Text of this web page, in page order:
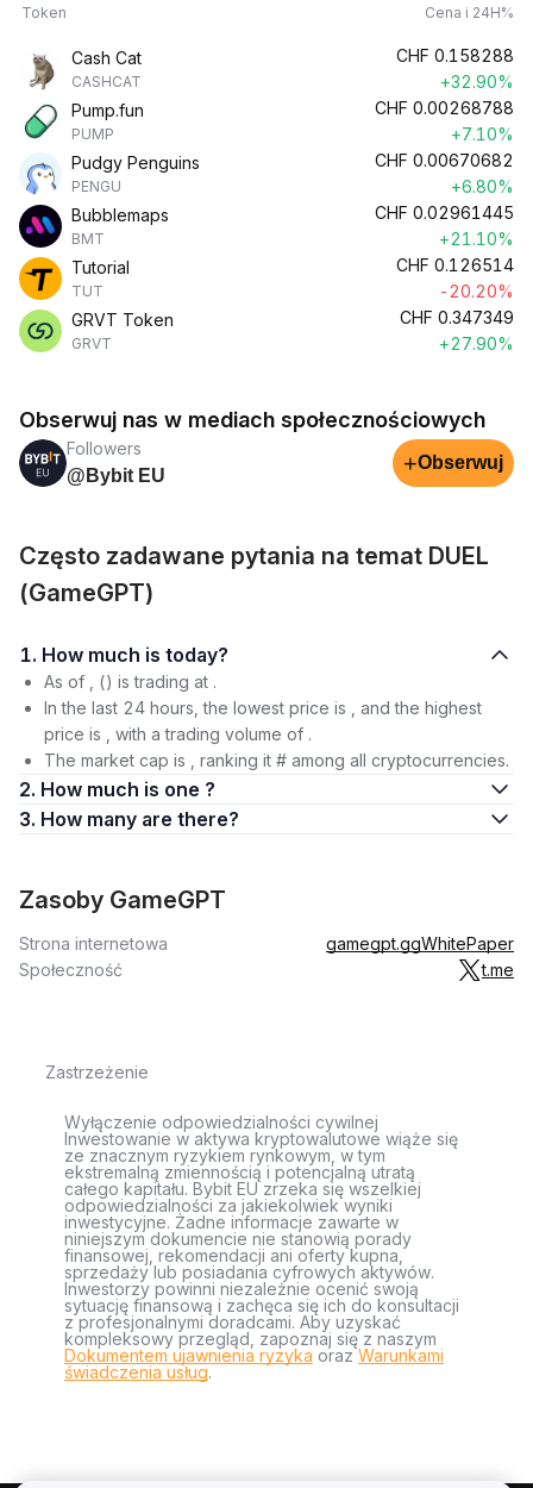
Token Cena i 24H%
Cash Cat
CASHCAT
CHF 0.158288
+32.90%
Pump.fun
PUMP
CHF 0.00268788
+7.10%
Pudgy Penguins
PENGU
CHF 0.00670682
+6.80%
Bubblemaps
BMT
CHF 0.02961445
+21.10%
Tutorial
TUT
CHF 0.126514
-20.20%
GRVT Token
GRVT
CHF 0.347349
+27.90%
Obserwuj nas w mediach społecznościowych
Followers
@Bybit EU
+Obserwuj
Często zadawane pytania na temat DUEL
(GameGPT)
1. How much is today?
As of , () is trading at .
In the last 24 hours, the lowest price is , and the highest
price is , with a trading volume of .
The market cap is , ranking it # among all cryptocurrencies.
2. How much is one ?
3. How many are there?
Zasoby GameGPT
Strona internetowa gamegpt.ggWhitePaper
Społeczność
t.me
Zastrzeżenie
Wyłączenie odpowiedzialności cywilnej
Inwestowanie w aktywa kryptowalutowe wiąże się
ze znacznym ryzykiem rynkowym, w tym
ekstremalną zmiennością i potencjalną utratą
całego kapitału. Bybit EU zrzeka się wszelkiej
odpowiedzialności za jakiekolwiek wyniki
inwestycyjne. Żadne informacje zawarte w
niniejszym dokumencie nie stanowią porady
finansowej, rekomendacji ani oferty kupna,
sprzedaży lub posiadania cyfrowych aktywów.
Inwestorzy powinni niezależnie ocenić swoją
sytuację finansową i zachęca się ich do konsultacji
z profesjonalnymi doradcami. Aby uzyskać
kompleksowy przegląd, zapoznaj się z naszym
Dokumentem ujawnienia ryzyka orazWarunkami
świadczenia usług.